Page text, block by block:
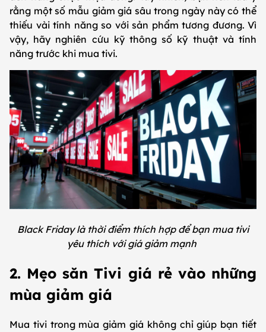
rằng một số mẫu giảm giá sâu trong ngày này có thể
thiếu vài tính năng so với sản phẩm tương đương. Vì
vậy, hãy nghiên cứu kỹ thông số kỹ thuật và tính
năng trước khi mua tivi.
Black Friday là thời điểm thích hợp để bạn mua tivi
yêu thích với giá giảm mạnh
2. Mẹo săn Tivi giá rẻ vào những
mùa giảm giá
Mua tivi trong mùa giảm giá không chỉ giúp bạn tiết